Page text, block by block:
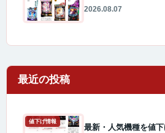
2026.08.07
最近の投稿
値下げ情報
最新・人気機種を値